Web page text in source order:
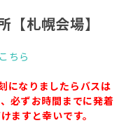
【札幌会場】
ちら
になりましたらバスは
必ずお時間までに発着
ますと幸いです。